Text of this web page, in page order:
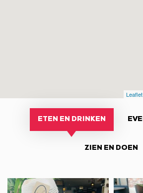
Leaflet
ETEN EN DRINKEN
ZIEN EN DOEN
Restaurant